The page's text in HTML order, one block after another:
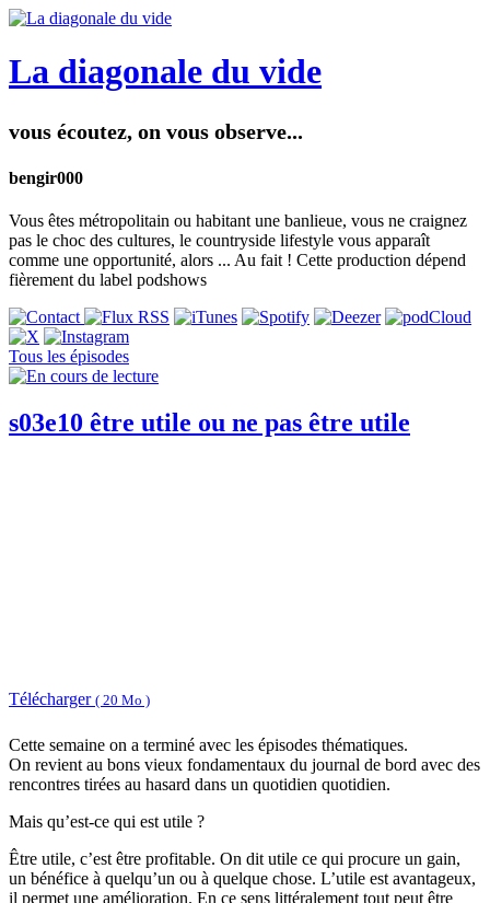
La diagonale du vide
vous écoutez, on vous observe...
bengir000
Vous êtes métropolitain ou habitant une banlieue, vous ne craignez
pas le choc des cultures, le countryside lifestyle vous apparaît
comme une opportunité, alors ... Au fait ! Cette production dépend
fièrement du label podshows
Tous les épisodes
s03e10 être utile ou ne pas être utile
Télécharger ( 20 Mo )
Cette semaine on a terminé avec les épisodes thématiques.
On revient au bons vieux fondamentaux du journal de bord avec des
rencontres tirées au hasard dans un quotidien quotidien.
Mais qu’est-ce qui est utile ?
Être utile, c’est être profitable. On dit utile ce qui procure un gain,
un bénéfice à quelqu’un ou à quelque chose. L’utile est avantageux,
il permet une amélioration. En ce sens littéralement tout peut être